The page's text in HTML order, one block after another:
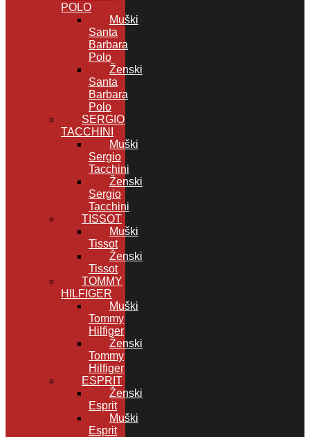
POLO
Muški
Santa
Barbara
Polo
Ženski
Santa
Barbara
Polo
SERGIO
TACCHINI
Muški
Sergio
Tacchini
Ženski
Sergio
Tacchini
TISSOT
Muški
Tissot
Ženski
Tissot
TOMMY
HILFIGER
Muški
Tommy
Hilfiger
Ženski
Tommy
Hilfiger
ESPRIT
Ženski
Esprit
Muški
Esprit